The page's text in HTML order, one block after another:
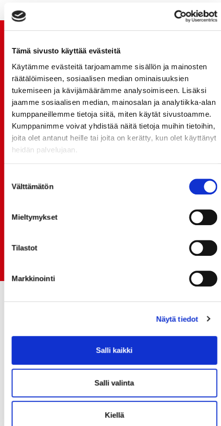
Tämä sivusto käyttää evästeitä
Käytämme evästeitä tarjoamamme sisällön ja mainosten
räätälöimiseen, sosiaalisen median ominaisuuksien
tukemiseen ja kävijämäärämme analysoimiseen. Lisäksi
jaamme sosiaalisen median, mainosalan ja analytiikka-alan
kumppaneillemme tietoja siitä, miten käytät sivustoamme.
Kumppanimme voivat yhdistää näitä tietoja muihin tietoihin,
joita olet antanut heille tai joita on kerätty, kun olet käyttänyt
heidän palvelujaan.
valinta
Välttämätön
Mieltymykset
Tilastot
Markkinointi
Näytä tiedot
Salli kaikki
Salli valinta
Kiellä
20.07.
JOKERIT-OTTELUN LIPUT MYYNTIIN HUOMENNA TI
21.7. 12:00 - ENNAKKOKYSYNTÄ POIKKEUKSELLISTA
20.07.
TULE MUKAAN ILMAISEEN
LIIKUNTALEIKKIKOULUUN KESÄ-HEINÄKUUSSA!
pääyhteistyökumppanina Superkaudella – jatkoa
monikymmenvuotiselle yhteistyölle
Early Bird-lippupaketit nyt myynnissä! - näe